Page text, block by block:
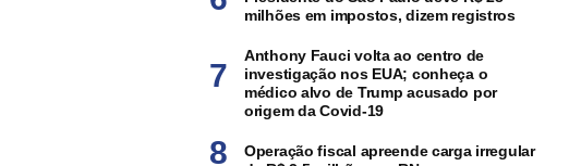
milhões em impostos, dizem registros
Anthony Fauci volta ao centro de
investigação nos EUA; conheça o
médico alvo de Trump acusado por
origem da Covid-19
Operação fiscal apreende carga irregular